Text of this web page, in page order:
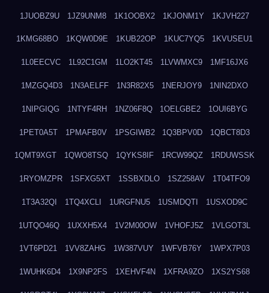
1JUOBZ9U 1JZ9UNM8 1K1OOBX2 1KJONM1Y 1KJVH227
1KMG68BO 1KQW0D9E 1KUB22OP 1KUC7YQ5 1KVUSEU1
1L0EECVC 1L92C1GM 1LO2KT45 1LVWMXC9 1MF16JX6
1MZGQ4D3 1N3AELFF 1N3R82X5 1NERJOY9 1NIN2DXO
1NIPGIQG 1NTYF4RH 1NZ06F8Q 1OELGBE2 1OUI6BYG
1PET0A5T 1PMAFB0V 1PSGIWB2 1Q3BPV0D 1QBCT8D3
1QMT9XGT 1QWO8TSQ 1QYKS8IF 1RCW99QZ 1RDUWSSK
1RYOMZPR 1SFXG5XT 1SSBXDLO 1SZ258AV 1T04TFO9
1T3A32QI 1TQ4XCLI 1URGFNU5 1USMDQTI 1USXOD9C
1UTQO46Q 1UXXH5X4 1V2M00OW 1VHOFJ5Z 1VLGOT3L
1VT6PD21 1VV8ZAHG 1W387VUY 1WFVB76Y 1WPX7P03
1WUHK6D4 1X9NP2FS 1XEHVF4N 1XFRA9ZO 1XS2YS68